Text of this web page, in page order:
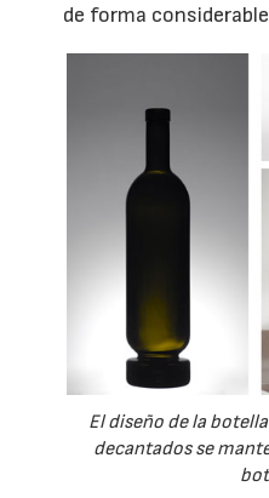
de forma
El diseño de la
decantados se